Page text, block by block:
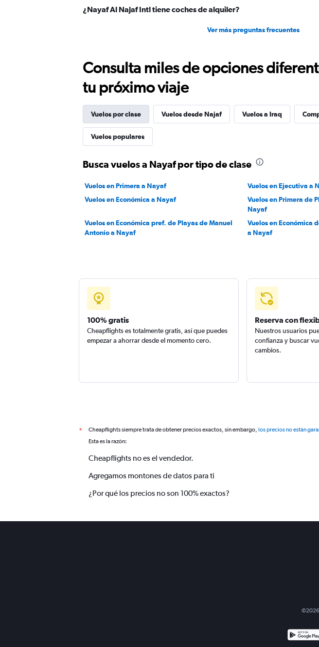
¿Nayaf Al Najaf Intl tiene coches de alquiler?
Ver más preguntas frecuentes
Consulta miles de opciones
tu próximo viaje
Vuelos por clase Vuelos desde Najaf Vuelos a Iraq
Vuelos populares
Busca vuelos a Nayaf por tipo de clase
Vuelos en Primera a Nayaf Vuelos en Ejecutiva a
Vuelos en Económica a Nayaf
Vuelos en Primera de
Nayaf
Vuelos en Económica pref. de Playas de Manuel
Antonio a Nayaf
Vuelos en Económica
a Nayaf
100% gratis
Cheapflights es totalmente gratis, así que puedes
empezar a ahorrar desde el momento cero.
Reserva con
Nuestros usuarios
confianza y buscar
cambios.
* Cheapflights siempre trata de obtener precios exactos, sin embargo, los precios no están
Esta es la razón:
Cheapflights no es el vendedor.
Agregamos montones de datos para ti
¿Por qué los precios no son 100% exactos?
©2026